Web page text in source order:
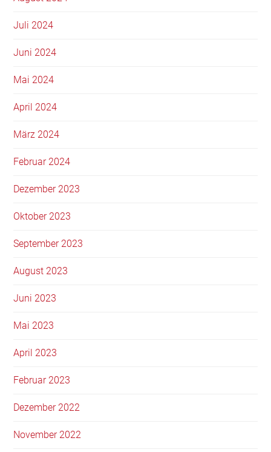
Juli 2024
Juni 2024
Mai 2024
April 2024
März 2024
Februar 2024
Dezember 2023
Oktober 2023
September 2023
August 2023
Juni 2023
Mai 2023
April 2023
Februar 2023
Dezember 2022
November 2022